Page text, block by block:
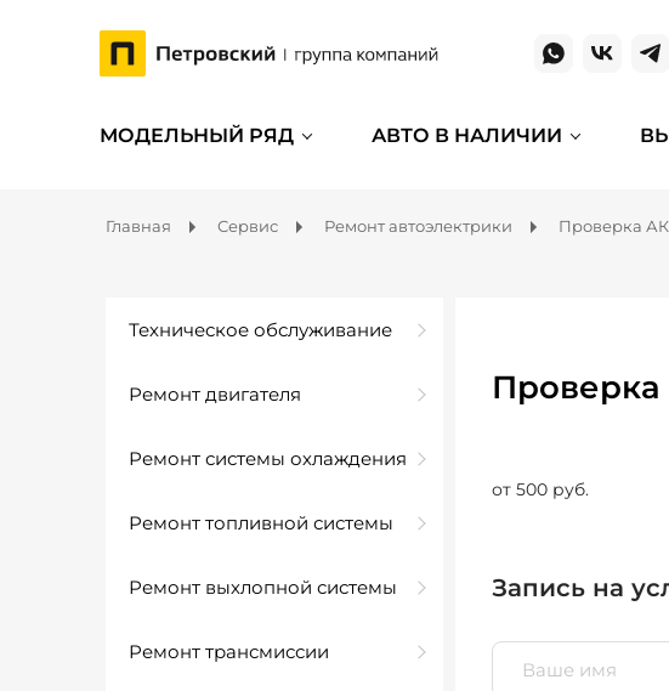
МОДЕЛЬНЫЙ РЯД АВТО В НАЛИЧИИ
Главная Сервис Ремонт автоэлектрики Проверка
Техническое обслуживание
Ремонт двигателя
Ремонт системы охлаждения
Ремонт топливной системы
Ремонт выхлопной системы
Ремонт трансмиссии
от 500 руб.
Запись на